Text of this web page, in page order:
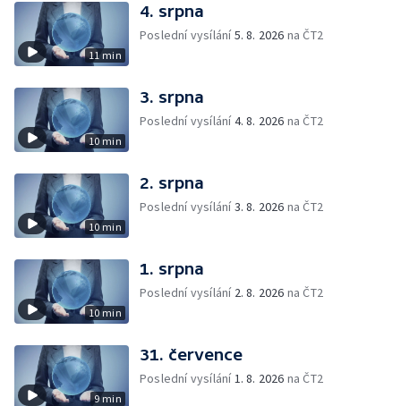
11 min
4. srpna
Poslední vysílání5. 8. 2026 na ČT2
10 min
3. srpna
Poslední vysílání4. 8. 2026 na ČT2
10 min
2. srpna
Poslední vysílání3. 8. 2026 na ČT2
10 min
1. srpna
Poslední vysílání 2. 8. 2026 na ČT2
9 min
31. července
Poslední vysílání1. 8. 2026 na ČT2